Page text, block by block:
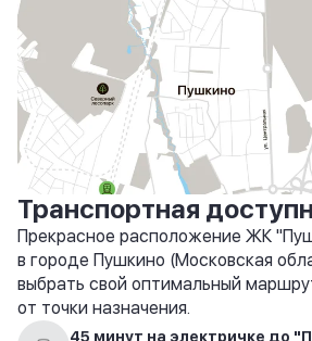
Транспортная
Прекрасное расположение ЖК
в городе Пушкино (Московская
выбрать свой оптимальный
от точки назначения.
45 минут на электричке до